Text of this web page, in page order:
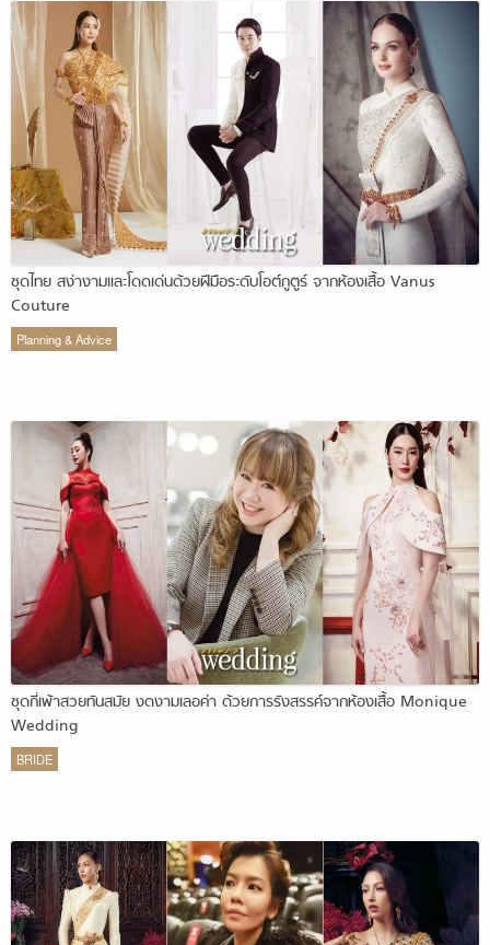
ชุดไทย สง่างามและโดดเด่นด้วยฝีมือระดับโอต์กูตูร์ จากห้องเสื้อ Vanus
Couture
Planning & Advice
ชุดกี่เพ้าสวยทันสมัย งดงามเลอค่า ด้วยการรังสรรค์จากห้องเสื้อ Monique
Wedding
BRIDE